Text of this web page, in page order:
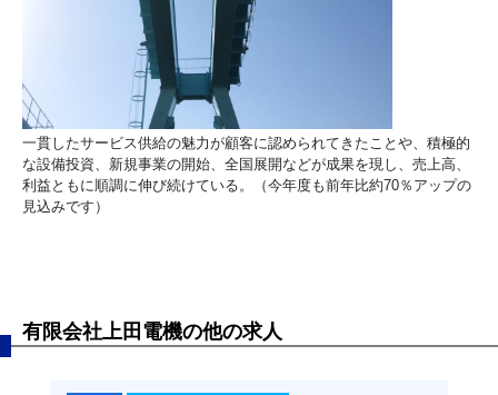
一貫したサービス供給の魅力が顧客に認められてきたことや、積極的
な設備投資、新規事業の開始、全国展開などが成果を現し、売上高、
利益ともに順調に伸び続けている。（今年度も前年比約70％アップの
見込みです）
有限会社上田電機の他の求人